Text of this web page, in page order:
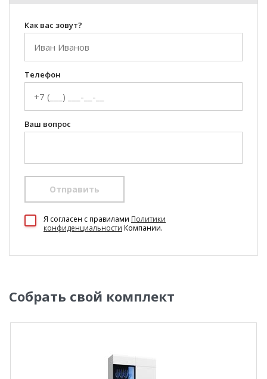
мм.)
Подсветка в комплекте.
*Дополнительную информацию о том, как купить
уточняйте у нашего менеджера по телефону
+79292022735.
**Цены на официальном сайте100диванов.com
салонах сети!
Как вас зовут?
Телефон
Ваш вопрос
Отправить
Я согласен c правилами Политики
конфиденциальности Компании.
Собрать свой комплект